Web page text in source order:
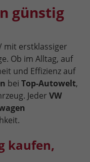
günstig
mit erstklassiger
Ob im Alltag, auf
und Effizienz auf
bei Top-Autowelt,
Jeder VW
kaufen,